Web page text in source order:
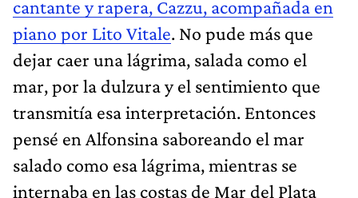
cantante y rapera, Cazzu, acompañada en
piano por Lito Vitale. No pude más que
dejar caer una lágrima, salada como el
mar, por la dulzura y el sentimiento que
transmitía esa interpretación. Entonces
pensé en Alfonsina saboreando el mar
salado como esa lágrima, mientras se
internaba en las costas de Mar del Plata